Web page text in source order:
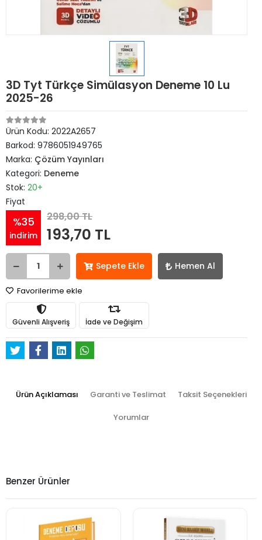
3D Tyt Türkçe Simülasyon Deneme 10 Lu
2025-26
Ürün Kodu: 2022A2657
Barkod: 9786051949765
Marka: Çözüm Yayınları
Kategori: Deneme
Stok: 20+
Fiyat
%35
indirim
298,00 TL
193,70 TL
Sepete Ekle Hemen Al
Favorilerime ekle
Güvenli Alışveriş İade ve Değişim
Ürün Açıklaması Garanti ve Teslimat Taksit Seçenekleri
Yorumlar
Benzer Ürünler